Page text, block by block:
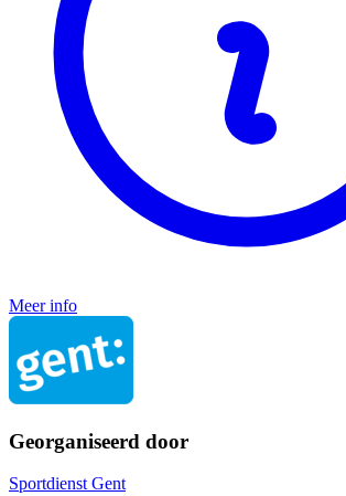
Meer info
Georganiseerd door
Sportdienst Gent